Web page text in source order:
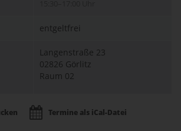
entgeltfrei
Langenstraße 23
02826 Görlitz
Raum 02
Termine als iCal-Datei